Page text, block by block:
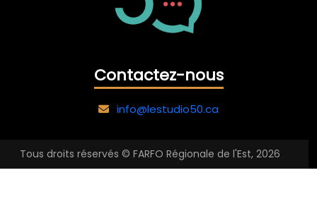
Contactez-nous
info@lestudio50.ca
Tous droits réservés © FARFO Régionale de l'Est, 2026